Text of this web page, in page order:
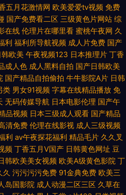
五月花激情网 欧美爱爱tv视频 免费
国产免费看二区 三级黄色片网站 综
在线 伦理片在哪里看 蜜桃午夜网 久
利 福利所导航视频 成人片免费 国产
欧美 午夜视频123 日本推理片 丁香
成人色 成人黑料自拍 国产日韩欧美
国产精品自拍偷拍 牛牛影院A片 日韩
类 男女91视频 字幕在线精品播放 免
无码传媒导航 日本电影伦理 国产午
品视频 日本三级成人观看 国产精品
清免费 伦理在线影视 成人三级视频
利 av午夜探花福利 精品毛片 久久叉
频 丁香五月V国产 日韩黄色网址 豆
韩欧美美女视频 欧美A级黄色影院 丁
久 污污污污免费 91金典免费 欧美三
岛国影院 成人动漫二区三区 久草在